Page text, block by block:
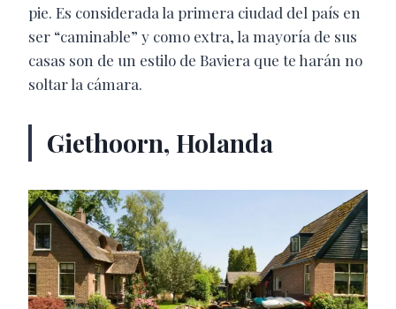
pie. Es considerada la primera ciudad del país en
ser “caminable” y como extra, la mayoría de sus
casas son de un estilo de Baviera que te harán no
soltar la cámara.
Giethoorn, Holanda